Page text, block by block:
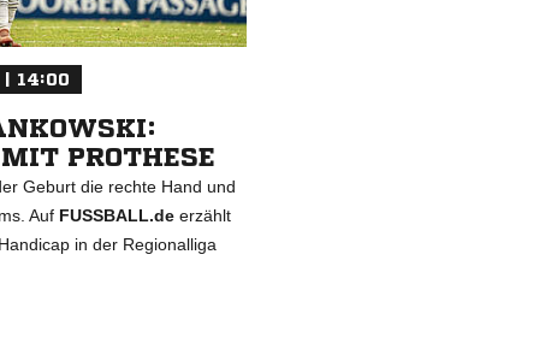
| 14:00
PROTHESE
Geburt die rechte Hand und
Auf FUSSBALL.deerzählt
in der Regionalliga